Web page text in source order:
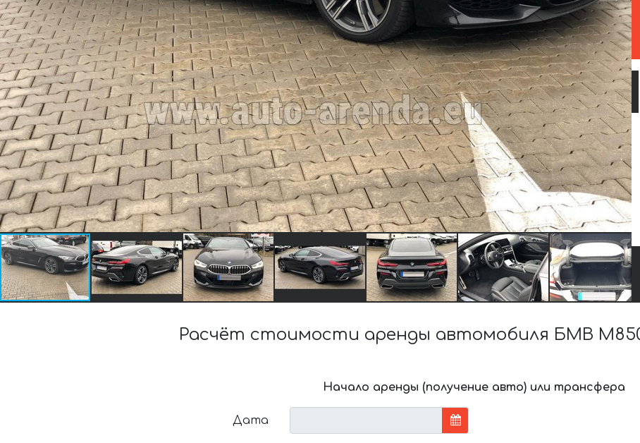
Расчёт стоимости аренды автомобиля БМВ
Начало аренды (получение авто) или трансфера
Дата